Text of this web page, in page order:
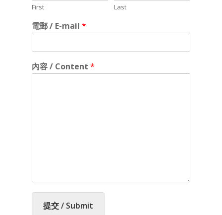
First Last
電郵 / E-mail*
內容 / Content*
提交 / Submit